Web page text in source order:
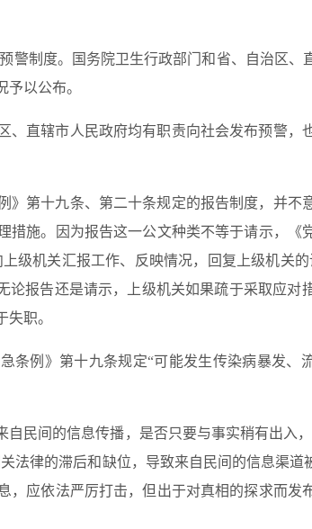
警制度。国务院卫生行政部门和省、自治区、
以公布。
、直辖市人民政府均有职责向社会发布预警，
》第十九条、第二十条规定的报告制度，并不
措施。因为报告这一公文种类不等于请示，《
级机关汇报工作、反映情况，回复上级机关
论报告还是请示，上级机关如果疏于采取应对
职。
条例》第十九条规定“可能发生传染病暴发、
民间的信息传播，是否只要与事实稍有出入
法律的滞后和缺位，导致来自民间的信息渠道
，应依法严厉打击，但出于对真相的探求而发